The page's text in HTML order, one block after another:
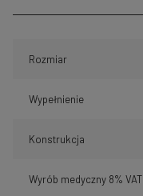
Rozmiar
Wypełnienie
Konstrukcja
Wyrób medyczny 8% VAT